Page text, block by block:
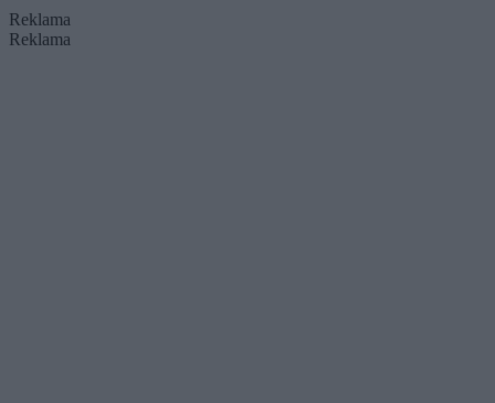
Reklama
Reklama